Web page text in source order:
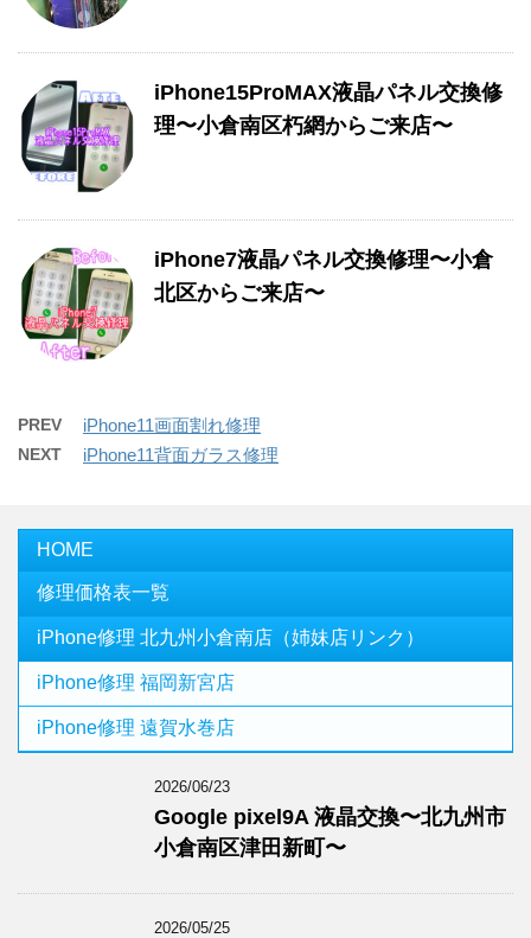
iPhone15ProMAX液晶パネル交換修
理〜小倉南区朽網からご来店〜
iPhone7液晶パネル交換修理〜小倉
北区からご来店〜
PREV iPhone11画面割れ修理
NEXT iPhone11背面ガラス修理
HOME
修理価格表一覧
iPhone修理 北九州小倉南店（姉妹店リンク）
iPhone修理 福岡新宮店
iPhone修理 遠賀水巻店
2026/06/23
Google pixel9A 液晶交換〜北九州市
小倉南区津田新町〜
2026/05/25